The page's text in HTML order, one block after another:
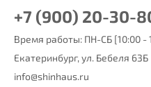
+7 (900) 20-30-
Время работы: ПН-СБ [10:00 -
Екатеринбург, ул. Бебеля 63Б
info@shinhaus.ru